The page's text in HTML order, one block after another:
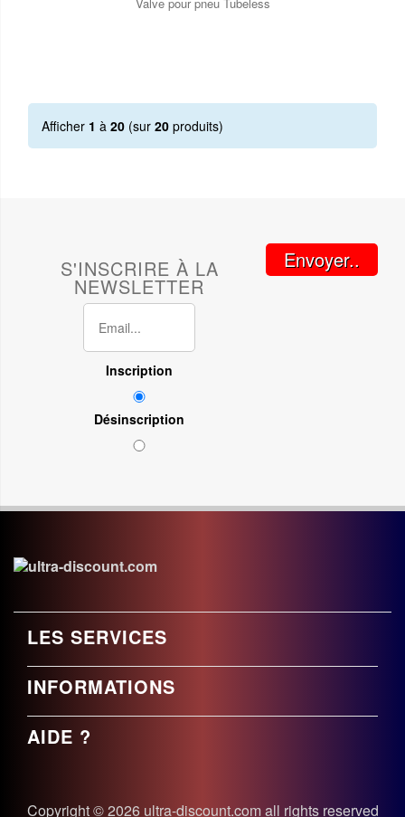
Afficher 1 à 20 (sur 20 produits)
S'INSCRIRE À LA
NEWSLETTER
Inscription
Désinscription
Envoyer..
LES SERVICES
INFORMATIONS
AIDE ?
Copyright © 2026 ultra-discount.com all rights reserved